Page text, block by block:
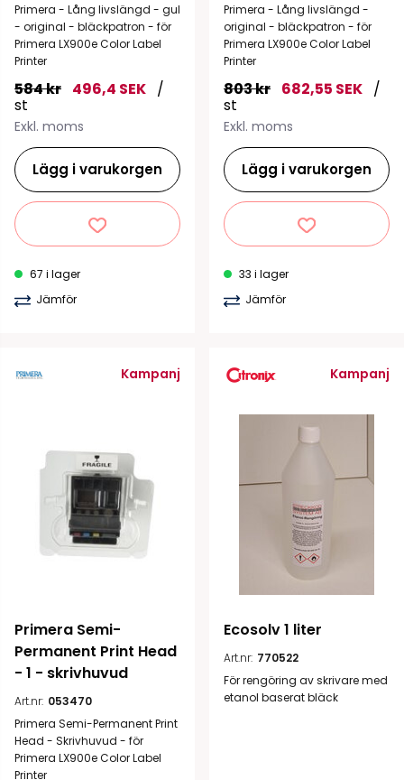
Primera - Lång livslängd - gul
- original - bläckpatron - för
Primera LX900e Color Label
Printer
584 kr 496,4 SEK /
st
Exkl. moms
Lägg i varukorgen
67 i lager
Jämför
Primera - Lång livslängd -
original - bläckpatron - för
Primera LX900e Color Label
Printer
803 kr 682,55 SEK /
st
Exkl. moms
Lägg i varukorgen
33 i lager
Jämför
Kampanj
Primera Semi-
Permanent Print Head
- 1 - skrivhuvud
Art.nr: 053470
Primera Semi-Permanent Print
Head - Skrivhuvud - för
Primera LX900e Color Label
Printer
Kampanj
Ecosolv 1 liter
Art.nr: 770522
För rengöring av skrivare med
etanol baserat bläck